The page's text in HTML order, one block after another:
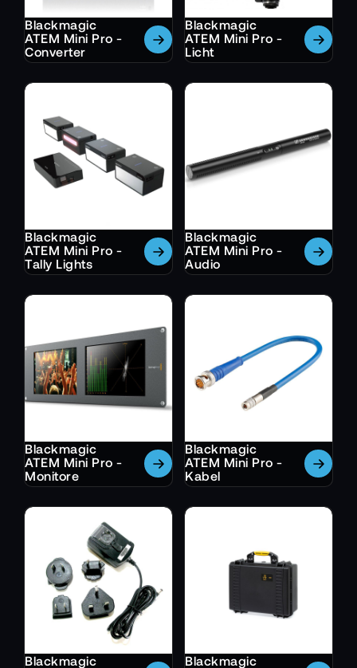
Blackmagic
ATEM Mini Pro -
Converter
Blackmagic
ATEM Mini Pro -
Licht
Blackmagic
ATEM Mini Pro -
Tally Lights
Blackmagic
ATEM Mini Pro -
Audio
Blackmagic
ATEM Mini Pro -
Monitore
Blackmagic
ATEM Mini Pro -
Kabel
Blackmagic
Blackmagic